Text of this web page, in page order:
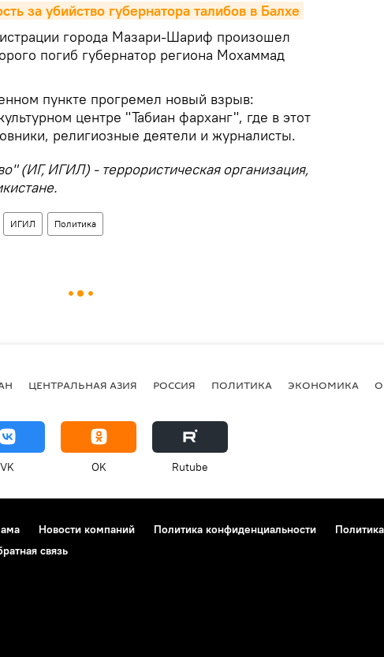
за убийство губернатора талибов в Балхе
города Мазари-Шариф произошел
погиб губернатор региона Мохаммад
пункте прогремел новый взрыв:
центре "Табиан фарханг", где в этот
религиозные деятели и журналисты.
(ИГ, ИГИЛ) - террористическая организация,
ИГИЛ Политика
ЦЕНТРАЛЬНАЯ АЗИЯ РОССИЯ ПОЛИТИКА ЭКОНОМИКА
VK OK Rutube
Новости компаний Политика конфиденциальности
связь